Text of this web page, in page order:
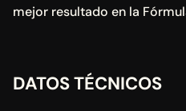
mejor resultado en la
DATOS TÉCNICOS